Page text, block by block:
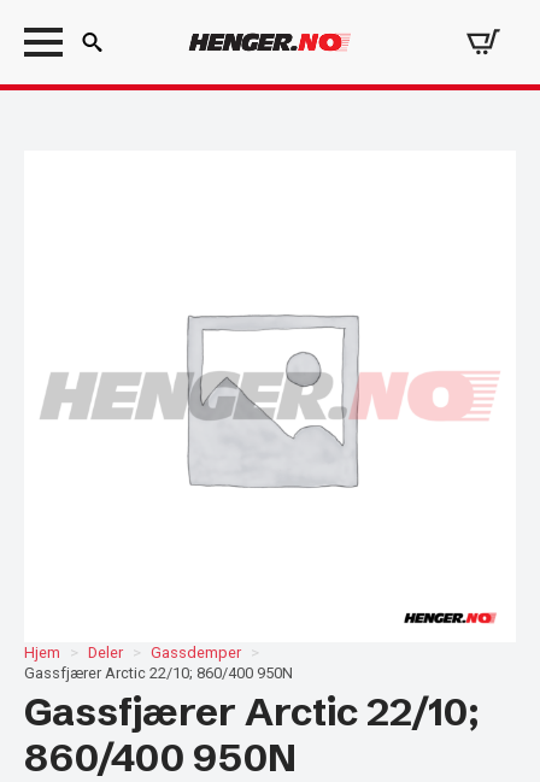
Search
Hjem Deler
Gassdemper
Gassfjærer Arctic 22/10; 860/400 950N
Gassfjærer Arctic 22/10;
860/400 950N